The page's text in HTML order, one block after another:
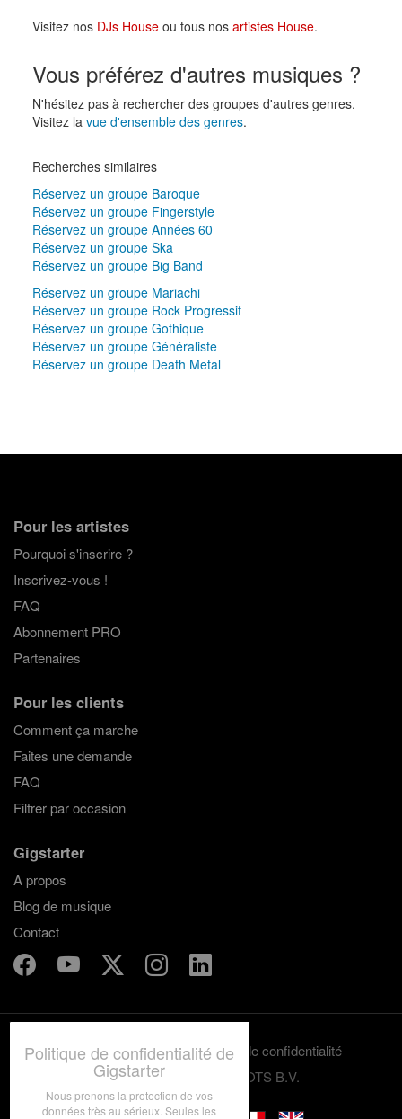
Visitez nos DJs Houseou tous nos artistes House.
Vous préférez d'autres musiques ?
N'hésitez pas à rechercher des groupes d'autres genres.
Visitez la vue d'ensemble des genres.
Recherches similaires
Réservez un groupe Baroque
Réservez un groupe Fingerstyle
Réservez un groupe Années 60
Réservez un groupe Ska
Réservez un groupe Big Band
Réservez un groupe Mariachi
Réservez un groupe Rock Progressif
Réservez un groupe Gothique
Réservez un groupe Généraliste
Réservez un groupe Death Metal
Pour les artistes
Pourquoi s'inscrire ?
Inscrivez-vous !
FAQ
Abonnement PRO
Partenaires
Pour les clients
Comment ça marche
Faites une demande
FAQ
Filtrer par occasion
Gigstarter
A propos
Blog de musique
Contact
Termes et conditions
Politique de confidentialité
© 2012-2026 GRASSROOTS B.V.
Politique de confidentialité de
Gigstarter
Nous prenons la protection de vos
données très au sérieux. Seules les